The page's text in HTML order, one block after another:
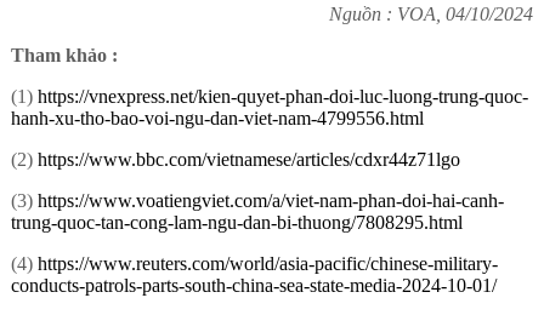
Nguồn : VOA, 04/10/2024
Tham khảo :
(1) https://vnexpress.net/kien-quyet-phan-doi-luc-luong-trung-quoc-
hanh-xu-tho-bao-voi-ngu-dan-viet-nam-4799556.html
(2) https://www.bbc.com/vietnamese/articles/cdxr44z71lgo
(3) https://www.voatiengviet.com/a/viet-nam-phan-doi-hai-canh-
trung-quoc-tan-cong-lam-ngu-dan-bi-thuong/7808295.html
(4) https://www.reuters.com/world/asia-pacific/chinese-military-
conducts-patrols-parts-south-china-sea-state-media-2024-10-01/